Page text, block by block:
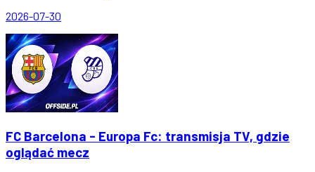
2026-07-30
FC Barcelona - Europa Fc: transmisja TV, gdzie
oglądać mecz